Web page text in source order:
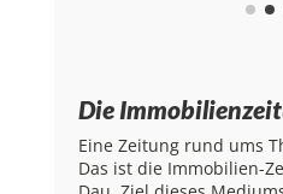
Die
Eine Zeitung rund ums
Das ist die Immobilien-